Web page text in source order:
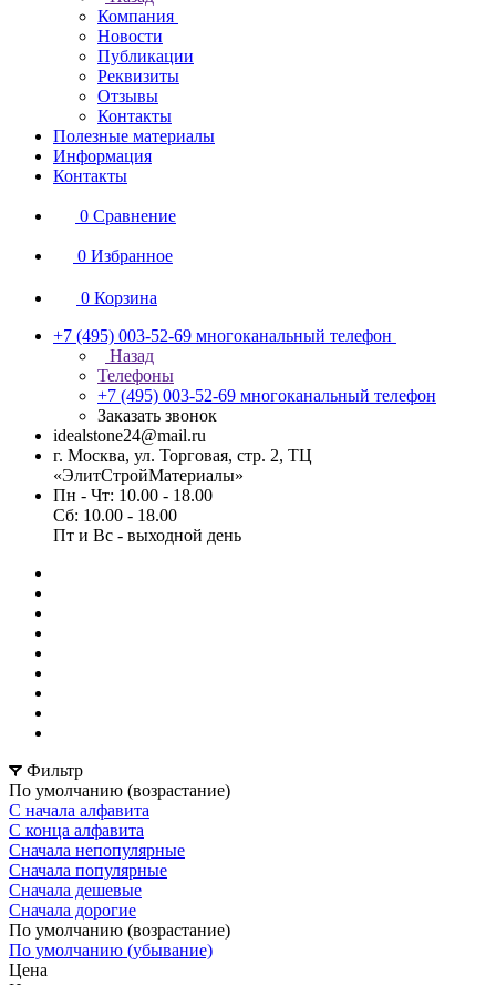
Компания
Новости
Публикации
Реквизиты
Отзывы
Контакты
Полезные материалы
Информация
Контакты
0 Сравнение
0 Избранное
0 Корзина
+7 (495) 003-52-69 многоканальный телефон
Назад
Телефоны
+7 (495) 003-52-69 многоканальный телефон
Заказать звонок
idealstone24@mail.ru
г. Москва, ул. Торговая, стр. 2, ТЦ
«ЭлитСтройМатериалы»
Пн - Чт: 10.00 - 18.00
Сб: 10.00 - 18.00
Пт и Вс - выходной день
Фильтр
По умолчанию (возрастание)
С начала алфавита
С конца алфавита
Сначала непопулярные
Сначала популярные
Сначала дешевые
Сначала дорогие
По умолчанию (возрастание)
По умолчанию (убывание)
Цена